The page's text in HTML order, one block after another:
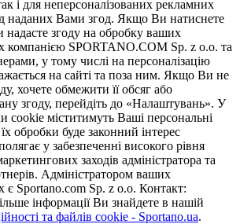
і для неперсоналізованих рекламних
наданих Вами згод. Якщо Ви натиснете
згоду на обробку ваших
компанією SPORTANO.COM Sp. z o.o. та
у тому числі на персоналізацію
на сайті та поза ним. Якщо Ви не
хочете обмежити її обсяг або
згоду, перейдіть до «Налаштувань». У
cookie міститимуть Ваші персональні
обробки буде законний інтерес
у забезпеченні високого рівня
заходів адміністратора та
Адміністратором ваших
є Sportano.com Sp. z o.o. Контакт:
інформації Ви знайдете в нашій
та файлів cookie - Sportano.ua.